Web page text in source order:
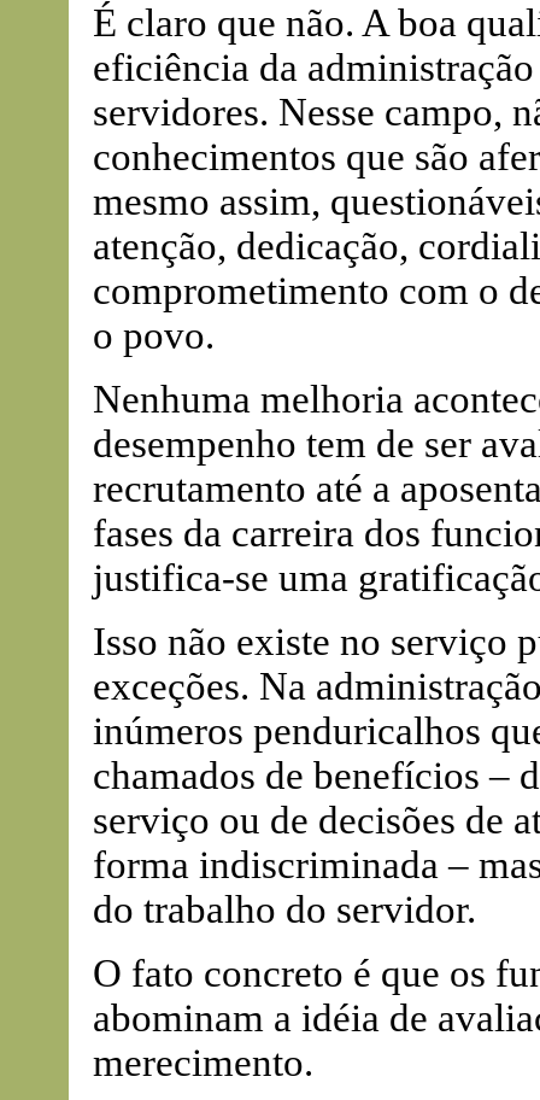
É claro que não. A boa
eficiência da
servidores. Nesse campo,
conhecimentos que são
mesmo assim,
atenção, dedicação,
comprometimento com o
o povo.
Nenhuma melhoria
desempenho tem de ser
recrutamento até a
fases da carreira dos
justifica-se uma
Isso não existe no serviço
exceções. Na
inúmeros penduricalhos
chamados de benefícios –
serviço ou de decisões de
forma indiscriminada –
do trabalho do servidor.
O fato concreto é que os
abominam a idéia de
merecimento.